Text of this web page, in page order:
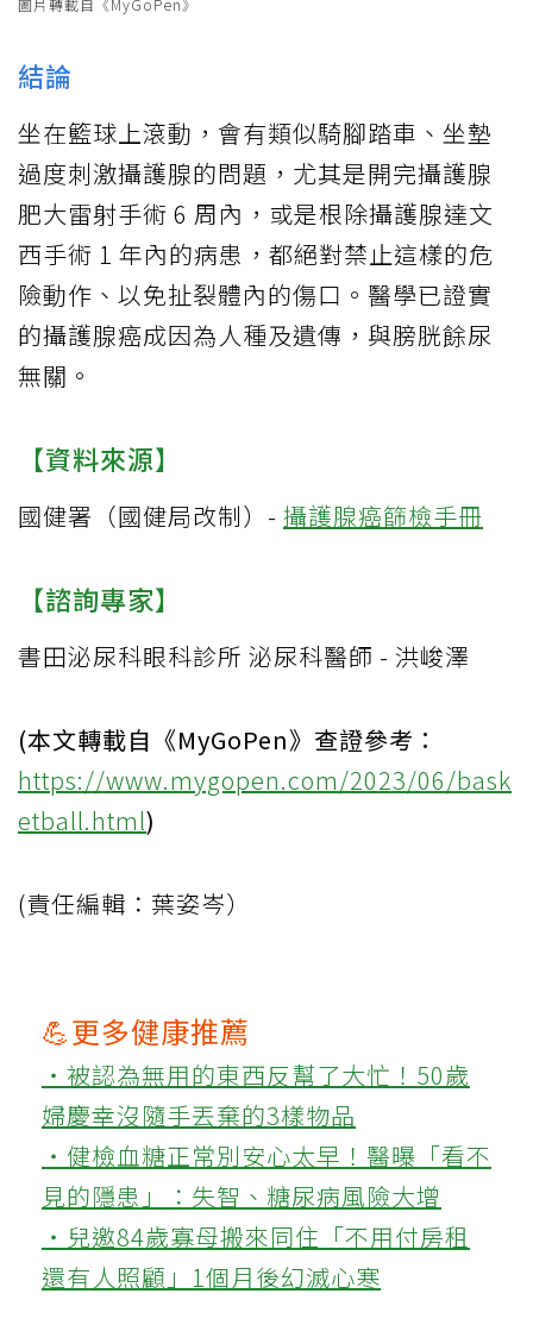
結論
坐在籃球上滾動，會有類似騎腳踏車、坐墊
過度刺激攝護腺的問題，尤其是開完攝護腺
肥大雷射手術 6 周內，或是根除攝護腺達文
西手術 1 年內的病患，都絕對禁止這樣的危
險動作、以免扯裂體內的傷口。醫學已證實
的攝護腺癌成因為人種及遺傳，與膀胱餘尿
無關。
【資料來源】
國健署（國健局改制）- 攝護腺癌篩檢手冊
【諮詢專家】
書田泌尿科眼科診所 泌尿科醫師 - 洪峻澤
(本文轉載自《MyGoPen》查證參考：
https://www.mygopen.com/2023/06/bask
etball.html)
(責任編輯：葉姿岑）
💪更多健康推薦
‧被認為無用的東西反幫了大忙！50歲
婦慶幸沒隨手丟棄的3樣物品
‧健檢血糖正常別安心太早！醫曝「看不
見的隱患」：失智、糖尿病風險大增
‧兒邀84歲寡母搬來同住「不用付房租
還有人照顧」1個月後幻滅心寒